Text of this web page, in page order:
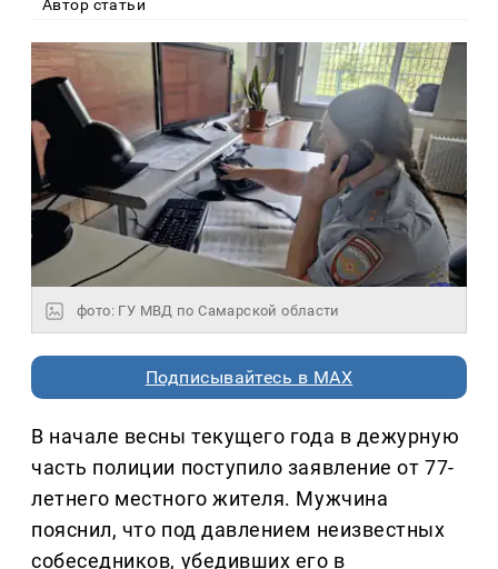
Автор статьи
фото: ГУ МВД по Самарской области
Подписывайтесь в MAX
В начале весны текущего года в дежурную
часть полиции поступило заявление от 77-
летнего местного жителя. Мужчина
пояснил, что под давлением неизвестных
собеседников, убедивших его в